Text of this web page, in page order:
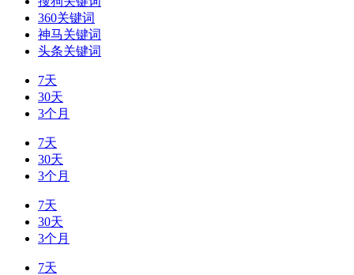
360关键词
神马关键词
头条关键词
7天
30天
3个月
7天
30天
3个月
7天
30天
3个月
7天